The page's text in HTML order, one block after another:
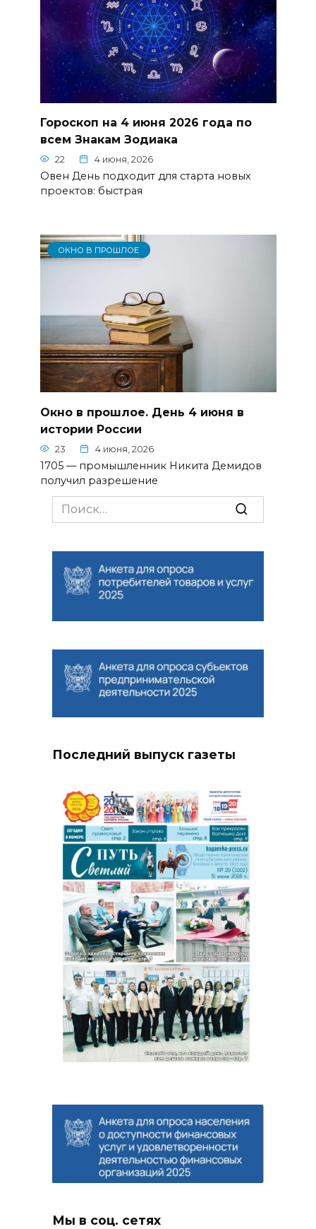
Гороскоп на 4 июня 2026 года по
всем Знакам Зодиака
22 4 июня, 2026
Овен День подходит для старта новых
проектов: быстрая
ОКНО В ПРОШЛОЕ
Окно в прошлое. День 4 июня в
истории России
23 4 июня, 2026
1705 — промышленник Никита Демидов
получил разрешение
Search
for:
Последний выпуск газеты
Мы в соц. сетях